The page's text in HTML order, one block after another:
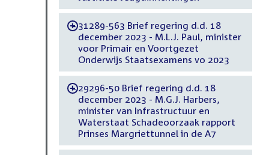
-31289-563 Brief regering d.d. 18
december 2023 - M.L.J. Paul, minister
voor Primair en Voortgezet
Onderwijs Staatsexamens vo 2023
-29296-50 Brief regering d.d. 18
december 2023 - M.G.J. Harbers,
minister van Infrastructuur en
Waterstaat Schadeoorzaak rapport
Prinses Margriettunnel in de A7